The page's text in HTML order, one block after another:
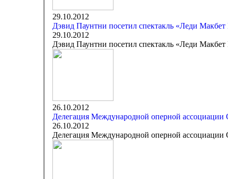
29.10.2012
Дэвид Паунтни посетил спектакль «Леди
29.10.2012
Дэвид Паунтни посетил спектакль «Леди
26.10.2012
Делегация Международной оперной ассоциации
26.10.2012
Делегация Международной оперной ассоциации